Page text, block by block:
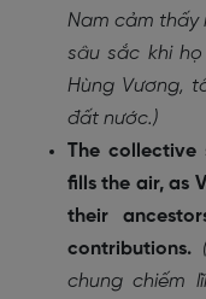
Nam cảm thấy
sâu sắc khi
Hùng Vương,
đất nước.)
The
fills the air, as
their
contributions.
chung chiếm